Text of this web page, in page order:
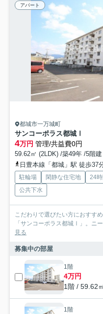
アパート
都城市一万城町
サンコーポラス都城Ⅰ
4万円 管理/共益費0円
59.62㎡ (2LDK) /築49年 /5階建
日豊本線「都城」駅 徒歩37
駐輪場 閑静な住宅地 24
公共下水
こだわりで選びたい方におすす
「サンコーポラス都城Ⅰ」。ニ
見る
募集中の部屋
1階
4万円
1階 / 59.62
1階